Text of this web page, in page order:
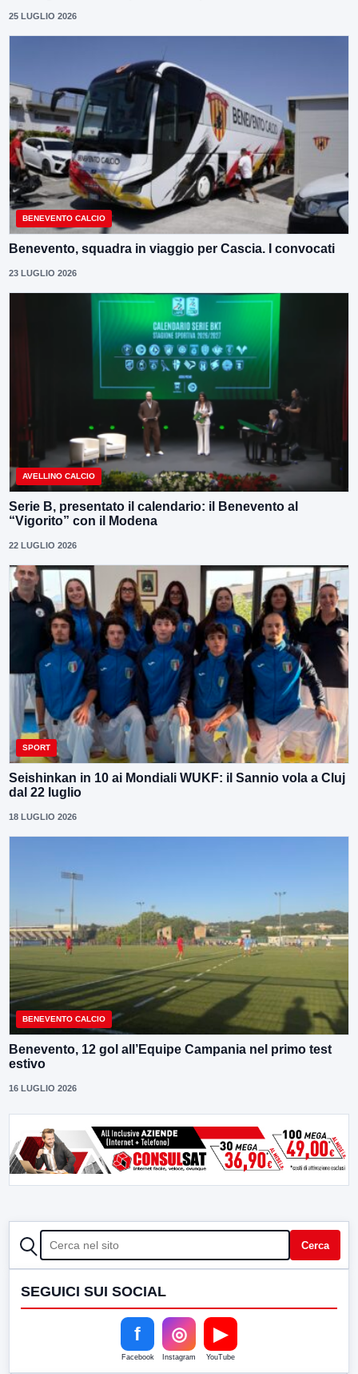
25 LUGLIO 2026
BENEVENTO CALCIO
Benevento, squadra in viaggio per Cascia. I convocati
23 LUGLIO 2026
AVELLINO CALCIO
Serie B, presentato il calendario: il Benevento al
“Vigorito” con il Modena
22 LUGLIO 2026
SPORT
Seishinkan in 10 ai Mondiali WUKF: il Sannio vola a Cluj
dal 22 luglio
18 LUGLIO 2026
BENEVENTO CALCIO
Benevento, 12 gol all’Equipe Campania nel primo test
estivo
16 LUGLIO 2026
CERCA Cerca
SEGUICI SUI SOCIAL
f
Facebook
◎
Instagram
▶
YouTube